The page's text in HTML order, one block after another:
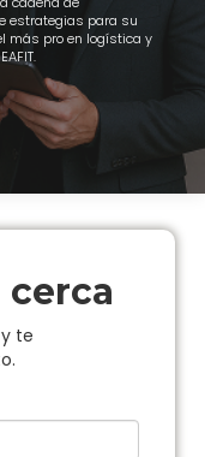
estrategias para su
más pro en logística y
cerca
te